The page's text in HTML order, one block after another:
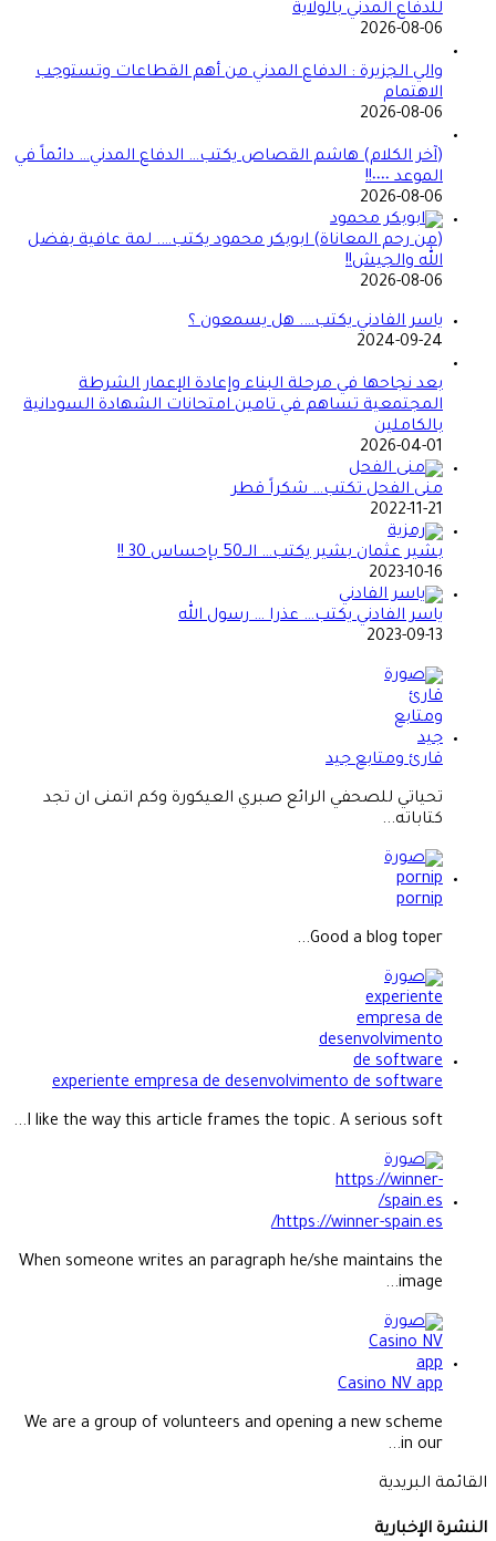
للدفاع المدني بالولاية
2026-08-06
والي الجزيرة : الدفاع المدني من أهم القطاعات وتستوجب
الاهتمام
2026-08-06
(آخر الكلام) هاشم القصاص يكتب… الدفاع المدني… دائماً في
الموعد ٠٠٠٠!!
2026-08-06
(من رحم المعاناة) ابوبكر محمود يكتب…. لمة عافية بفضل
الله والجيش!!
2026-08-06
ياسر الفادني يكتب…. هل يسمعون ؟
2024-09-24
بعد نجاحها في مرحلة البناء وإعادة الإعمار الشرطة
المجتمعية تساهم في تامين امتحانات الشهادة السودانية
بالكاملين
2026-04-01
منى الفحل تكتب… شكراً قطر
2022-11-21
بشير عثمان بشير يكتب… الــ50 بإحساس 30 !!
2023-10-16
ياسر الفادني يكتب… عذرا … رسول الله
2023-09-13
قارئ ومتابع جيد
تحياتي للصحفي الرائع صبري العيكورة وكم اتمنى ان تجد
كتاباته...
pornip
Good a blog toper...
experiente empresa de desenvolvimento de software
I like the way this article frames the topic. A serious soft...
https://winner-spain.es/
When someone writes an paragraph he/she maintains the
image...
Casino NV app
We are a group of volunteers and opening a new scheme
in our...
القائمة البريدية
النشرة الإخبارية